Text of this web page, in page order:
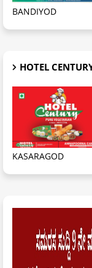
BANDIYOD
HOTEL
KASARAGOD